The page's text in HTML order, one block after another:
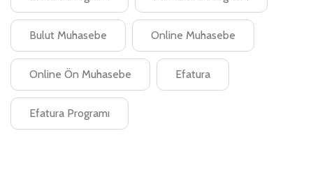
Bulut Muhasebe Online Muhasebe
Online Ön Muhasebe Efatura
Efatura Programı